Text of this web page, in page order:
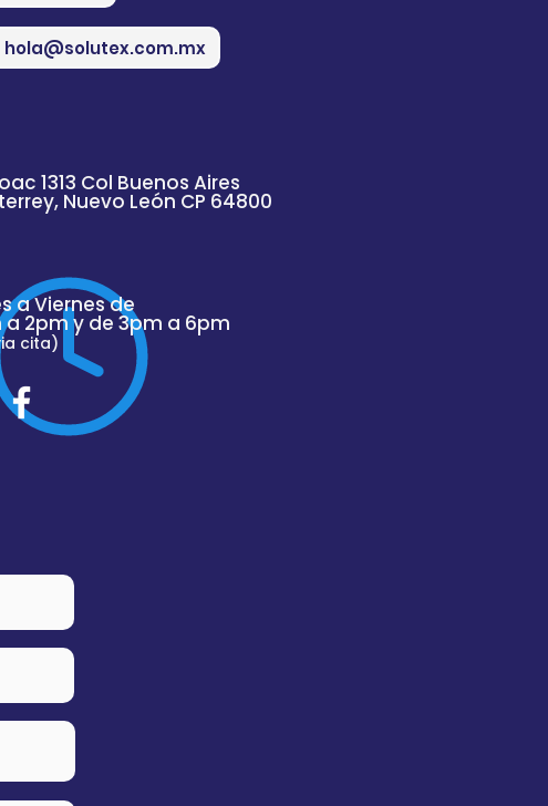
hola@solutex.com.mx
1313 Col Buenos Aires
Nuevo León CP 64800
a Viernes de
a 2pm y de 3pm a 6pm
cita)